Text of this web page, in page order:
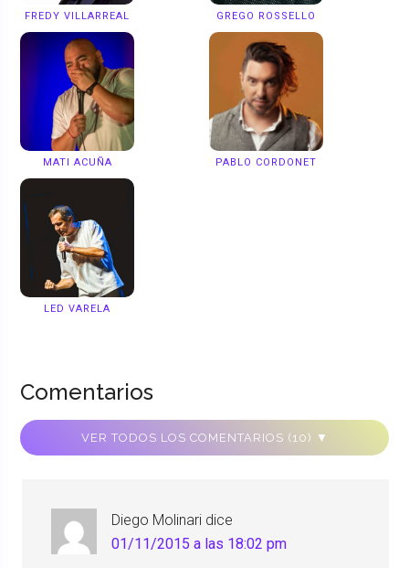
FREDY VILLARREAL GREGO ROSSELLO
MATI ACUÑA PABLO CORDONET
LED VARELA
Comentarios
VER TODOS LOS COMENTARIOS (10) ▼
Diego Molinari dice
01/11/2015 a las 18:02 pm